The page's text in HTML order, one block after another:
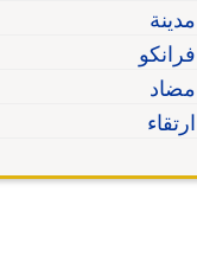
مدينة
فرانكو
مضاد
ارتقاء